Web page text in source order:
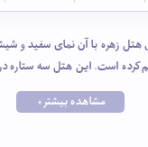
هتل زهره با آن نمای سفید و
کرده است. این هتل سه ستاره در
قدم زدن در خیابانهای مصفا
کاخ چهلستون و میدان نقش
مشاهده بیشتر +